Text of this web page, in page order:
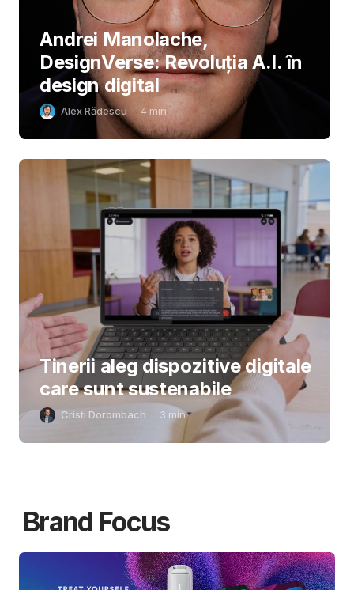
Andrei Manolache,
DesignVerse: Revoluția A.I. în
design digital
Alex Rădescu 4 min
Tinerii aleg dispozitive digitale
care sunt sustenabile
Cristi Dorombach 3 min
Brand Focus